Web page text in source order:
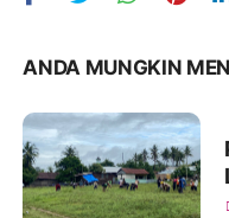
ANDA MUNGKIN